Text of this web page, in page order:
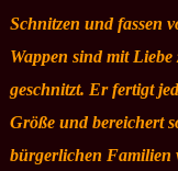
Schnitzen und fassen
Wappen sind mit
geschnitzt. Er fertigt
Größe und bereichert
bürgerlichen Familien